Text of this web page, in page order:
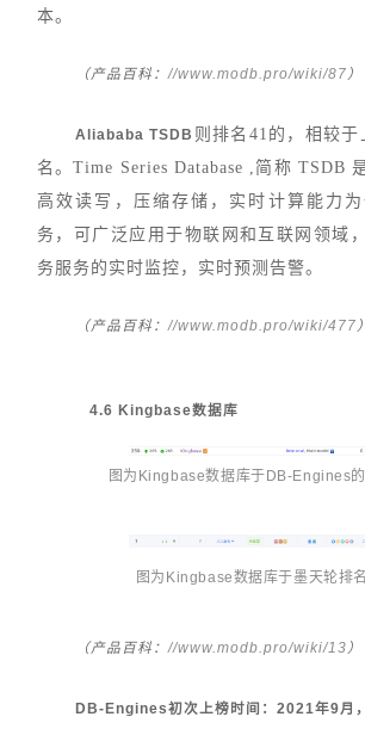
本。
（产品百科：//www.modb.pro/wiki/87）
Aliababa TSDB 则排名41的，相较
名。Time Series Database ,简称 TSDB
高效读写，压缩存储，实时计算能力
务，可广泛应用于物联网和互联网领域
务服务的实时监控，实时预测告警。
（产品百科：//www.modb.pro/wiki/477）
4.6 Kingbase数据库
图为Kingbase数据库于DB-Engines
图为 Kingbase数据库于墨天轮排
（产品百科：//www.modb.pro/wiki/13）
DB-Engines初次上榜时间：2021年9月